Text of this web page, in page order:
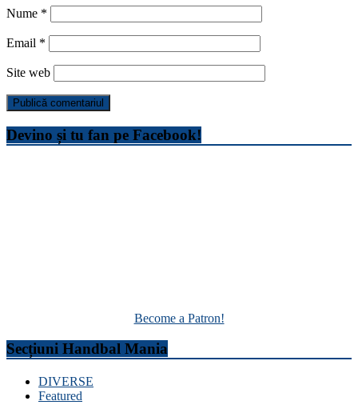
Nume *
Email *
Site web
Devino și tu fan pe Facebook!
Become a Patron!
Secțiuni Handbal Mania
DIVERSE
Featured